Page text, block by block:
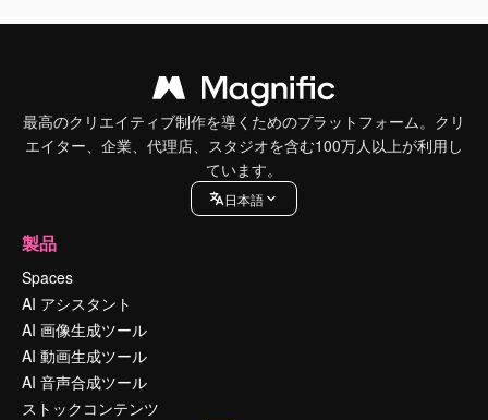
最高のクリエイティブ制作を導くためのプラットフォーム。クリ
エイター、企業、代理店、スタジオを含む100万人以上が利用し
ています。
日本語
製品
Spaces
AI アシスタント
AI 画像生成ツール
AI 動画生成ツール
AI 音声合成ツール
ストックコンテンツ